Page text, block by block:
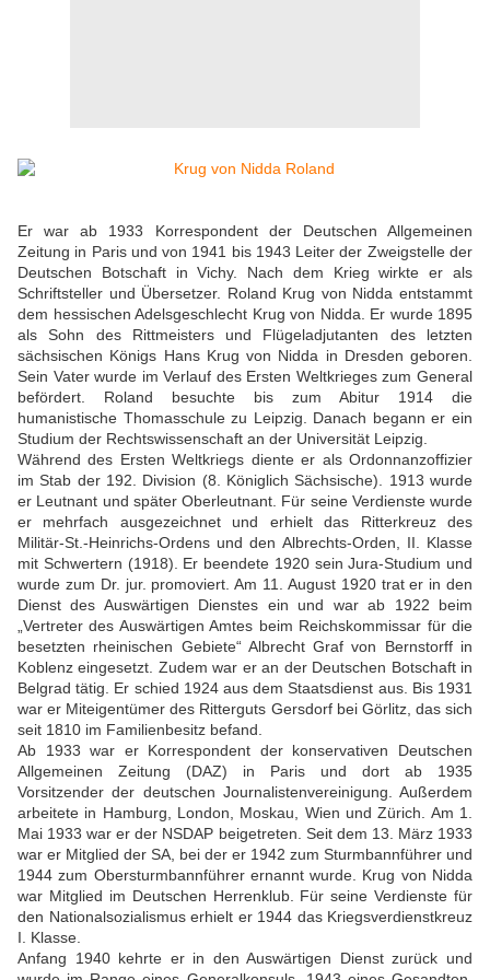
Er war ab 1933 Korrespondent der Deutschen Allgemeinen
Zeitung in Paris und von 1941 bis 1943 Leiter der Zweigstelle der
Deutschen Botschaft in Vichy. Nach dem Krieg wirkte er als
Schriftsteller und Übersetzer. Roland Krug von Nidda entstammt
dem hessischen Adelsgeschlecht Krug von Nidda. Er wurde 1895
als Sohn des Rittmeisters und Flügeladjutanten des letzten
sächsischen Königs Hans Krug von Nidda in Dresden geboren.
Sein Vater wurde im Verlauf des Ersten Weltkrieges zum General
befördert. Roland besuchte bis zum Abitur 1914 die
humanistische Thomasschule zu Leipzig. Danach begann er ein
Studium der Rechtswissenschaft an der Universität Leipzig.
Während des Ersten Weltkriegs diente er als Ordonnanzoffizier
im Stab der 192. Division (8. Königlich Sächsische). 1913 wurde
er Leutnant und später Oberleutnant. Für seine Verdienste wurde
er mehrfach ausgezeichnet und erhielt das Ritterkreuz des
Militär-St.-Heinrichs-Ordens und den Albrechts-Orden, II. Klasse
mit Schwertern (1918). Er beendete 1920 sein Jura-Studium und
wurde zum Dr. jur. promoviert. Am 11. August 1920 trat er in den
Dienst des Auswärtigen Dienstes ein und war ab 1922 beim
„Vertreter des Auswärtigen Amtes beim Reichskommissar für die
besetzten rheinischen Gebiete“ Albrecht Graf von Bernstorff in
Koblenz eingesetzt. Zudem war er an der Deutschen Botschaft in
Belgrad tätig. Er schied 1924 aus dem Staatsdienst aus. Bis 1931
war er Miteigentümer des Ritterguts Gersdorf bei Görlitz, das sich
seit 1810 im Familienbesitz befand.
Ab 1933 war er Korrespondent der konservativen Deutschen
Allgemeinen Zeitung (DAZ) in Paris und dort ab 1935
Vorsitzender der deutschen Journalistenvereinigung. Außerdem
arbeitete in Hamburg, London, Moskau, Wien und Zürich. Am 1.
Mai 1933 war er der NSDAP beigetreten. Seit dem 13. März 1933
war er Mitglied der SA, bei der er 1942 zum Sturmbannführer und
1944 zum Obersturmbannführer ernannt wurde. Krug von Nidda
war Mitglied im Deutschen Herrenklub. Für seine Verdienste für
den Nationalsozialismus erhielt er 1944 das Kriegsverdienstkreuz
I. Klasse.
Anfang 1940 kehrte er in den Auswärtigen Dienst zurück und